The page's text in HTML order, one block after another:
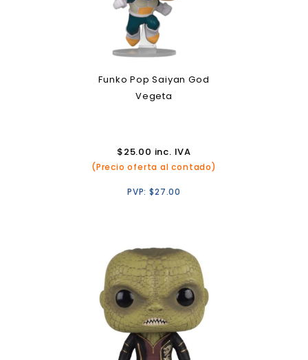
Funko Pop Saiyan God
Vegeta
$25.00 inc. IVA
(Precio oferta al contado)
PVP:$27.00